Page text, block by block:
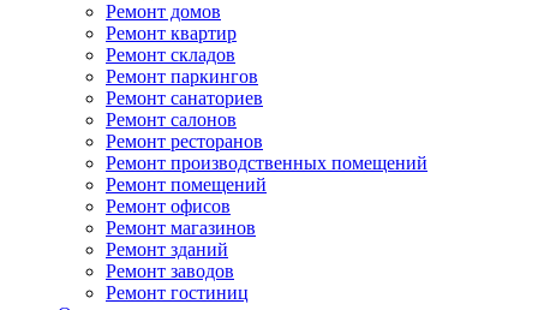
Ремонт домов
Ремонт квартир
Ремонт складов
Ремонт паркингов
Ремонт санаториев
Ремонт салонов
Ремонт ресторанов
Ремонт производственных помещений
Ремонт помещений
Ремонт офисов
Ремонт магазинов
Ремонт зданий
Ремонт заводов
Ремонт гостиниц